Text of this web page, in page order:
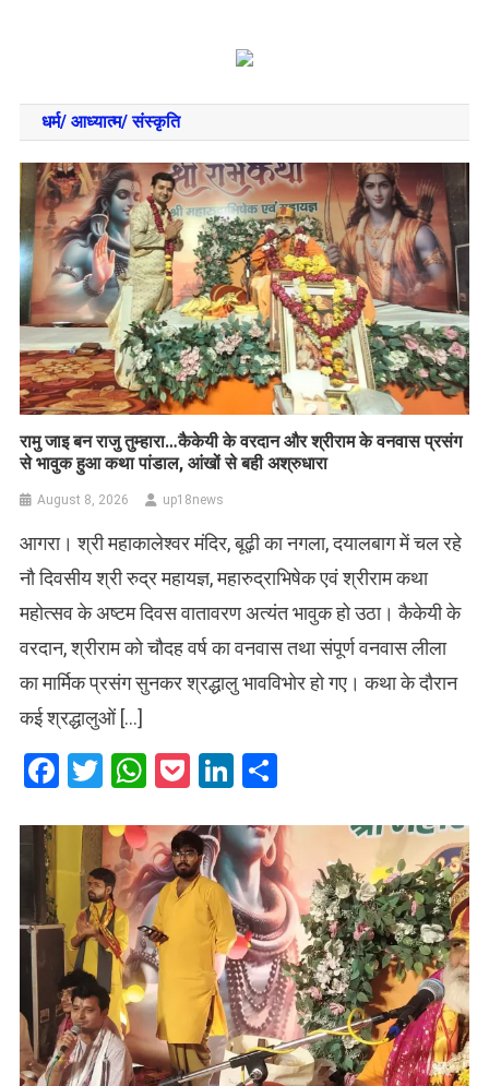
धर्म/ आध्‍यात्‍म/ संस्‍कृति
रामु जाइ बन राजु तुम्हारा…कैकेयी के वरदान और श्रीराम के वनवास प्रसंग
से भावुक हुआ कथा पांडाल, आंखों से बही अश्रुधारा
August 8, 2026 up18news
आगरा। श्री महाकालेश्वर मंदिर, बूढ़ी का नगला, दयालबाग में चल रहे
नौ दिवसीय श्री रुद्र महायज्ञ, महारुद्राभिषेक एवं श्रीराम कथा
महोत्सव के अष्टम दिवस वातावरण अत्यंत भावुक हो उठा। कैकेयी के
वरदान, श्रीराम को चौदह वर्ष का वनवास तथा संपूर्ण वनवास लीला
का मार्मिक प्रसंग सुनकर श्रद्धालु भावविभोर हो गए। कथा के दौरान
कई श्रद्धालुओं […]
Facebook
Twitter
WhatsApp
PocketLinkedIn